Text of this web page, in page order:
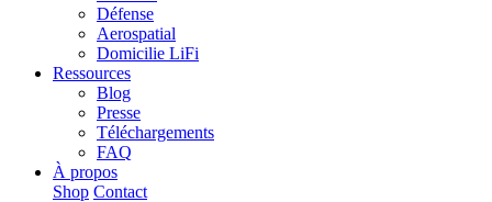
Défense
Aerospatial
Domicilie LiFi
Ressources
Blog
Presse
Téléchargements
FAQ
À propos
Shop Contact